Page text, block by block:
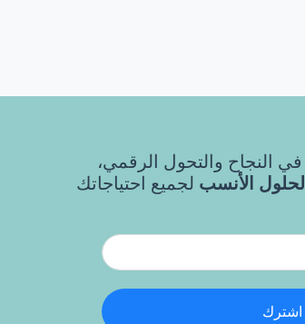
في النجاح والتحول الرقمي،
الأنسب لجميع احتياجاتك
اشترك